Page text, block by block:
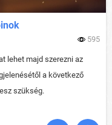
595
lehet majd szerezni az
a következő
szükség.